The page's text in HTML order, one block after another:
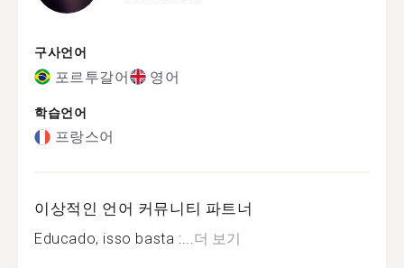
구사언어
포르투갈어 영어
학습언어
프랑스어
이상적인 언어 커뮤니티 파트너
Educado, isso basta :...더 보기